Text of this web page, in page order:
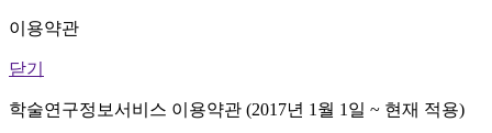
이용약관
닫기
학술연구정보서비스 이용약관 (2017년 1월 1일 ~ 현재 적용)